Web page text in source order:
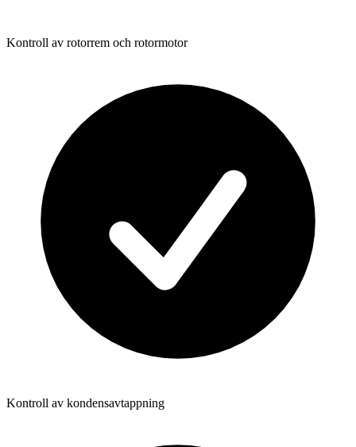
Kontroll av rotorrem och rotormotor
Kontroll av kondensavtappning